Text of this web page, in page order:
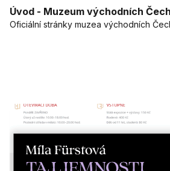
Úvod - Muzeum východních
Oficiální stránky muzea východních